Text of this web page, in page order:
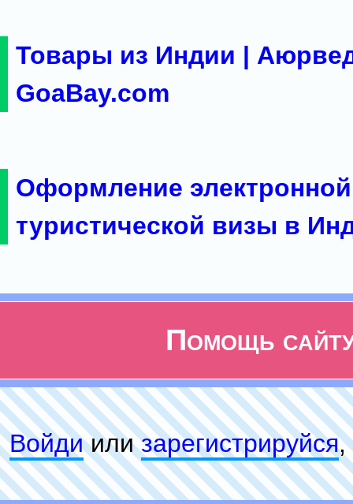
Товары из Индии |
GoaBay.com
Оформление электронной
туристической визы в
Помощь
Войдиилизарeгиcтpируйся,